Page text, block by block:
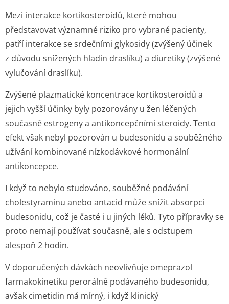
Mezi interakce kortikosteroidů, které mohou
představovat významné riziko pro vybrané pacienty,
patří interakce se srdečními glykosidy (zvýšený účinek
z důvodu snížených hladin draslíku) a diuretiky (zvýšené
vylučování draslíku).
Zvýšené plazmatické koncentrace kortikosteroidů a
jejich vyšší účinky byly pozorovány u žen léčených
současně estrogeny a antikoncepčními steroidy. Tento
efekt však nebyl pozorován u budesonidu a souběžného
užívání kombinované nízkodávkové hormonální
antikoncepce.
I když to nebylo studováno, souběžné podávání
cholestyraminu anebo antacid může snížit absorpci
budesonidu, což je časté i u jiných léků. Tyto přípravky se
proto nemají používat současně, ale s odstupem
alespoň 2 hodin.
V doporučených dávkách neovlivňuje omeprazol
farmakokinetiku perorálně podávaného budesonidu,
avšak cimetidin má mírný, i když klinický